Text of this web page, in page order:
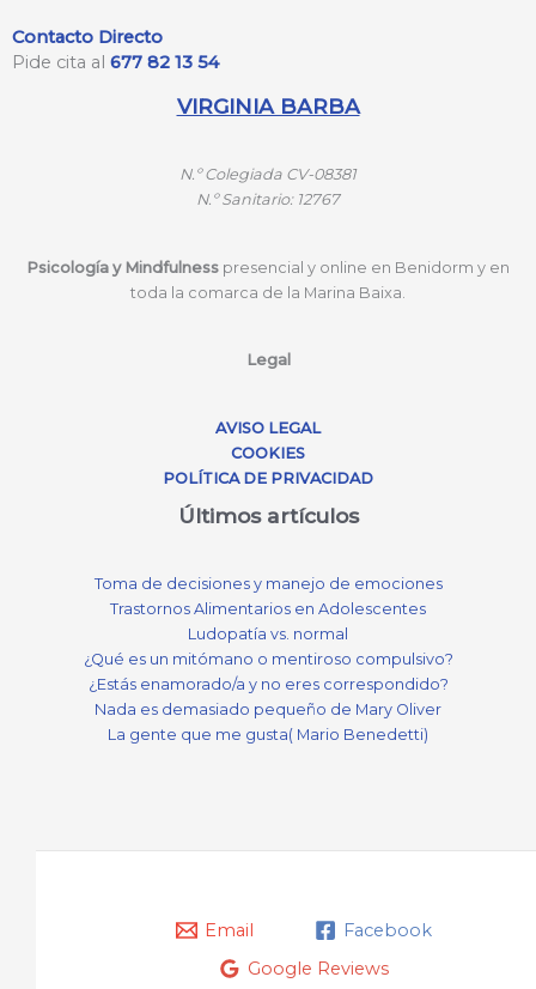
Contacto Directo
Pide cita al 677 82 13 54
VIRGINIA BARBA
N.º Colegiada CV-08381
N.ºSanitario: 12767
Psicología y Mindfulness presencial y online en Benidorm y en
toda la comarca de la Marina Baixa.
Legal
AVISO LEGAL
COOKIES
POLÍTICA DE PRIVACIDAD
Últimos artículos
Toma de decisiones y manejo de emociones
Trastornos Alimentarios en Adolescentes
Ludopatía vs. normal
¿Qué es un mitómano o mentiroso compulsivo?
¿Estás enamorado/a y no eres correspondido?
Nada es demasiado pequeño de Mary Oliver
La gente que me gusta( Mario Benedetti)
Email
Facebook
Google Reviews